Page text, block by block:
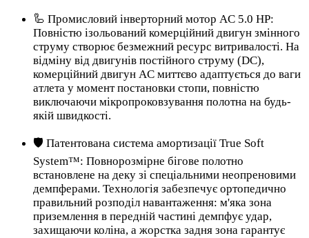
🦾 Промисловий інверторний мотор AC 5.0 HP:
Повністю ізольований комерційний двигун змінного
струму створює безмежний ресурс витривалості. На
відміну від двигунів постійного струму (DC),
комерційний двигун AC миттєво адаптується до ваги
атлета у момент постановки стопи, повністю
виключаючи мікропроковзування полотна на будь-
якій швидкості.
🛡️ Патентована система амортизації True Soft
System™: Повнорозмірне бігове полотно
встановлене на деку зі спеціальними неопреновими
демпферами. Технологія забезпечує ортопедично
правильний розподіл навантаження: м'яка зона
приземлення в передній частині демпфує удар,
захищаючи коліна, а жорстка задня зона гарантує